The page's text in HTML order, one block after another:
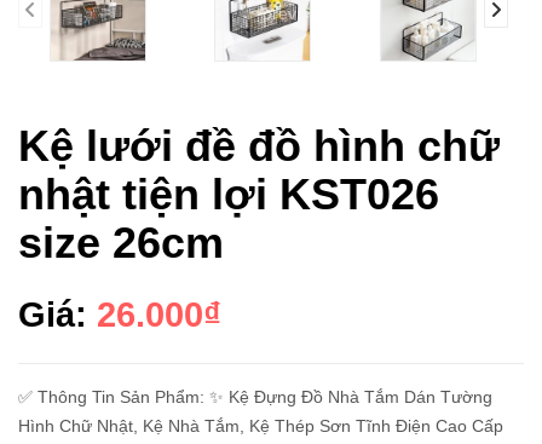
prev
Kệ lưới đề đồ hình chữ
nhật tiện lợi KST026
size 26cm
Giá: 26.000₫
✅ Thông Tin Sản Phẩm: ✨ Kệ Đựng Đồ Nhà Tắm Dán Tường
Hình Chữ Nhật, Kệ Nhà Tắm, Kệ Thép Sơn Tĩnh Điện Cao Cấp